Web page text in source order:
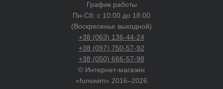
График работы
Пн-Сб: с 10:00 до 18:00
(Воскресенье выходной)
+38 (063) 136-44-24
+38 (097) 750-57-92
+38 (050) 666-57-98
© Интернет-магазин
«funswim» 2016–2026